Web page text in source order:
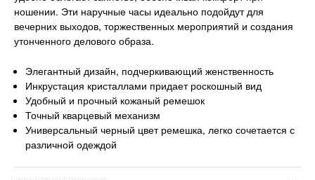
ношении. Эти наручные часы идеально подойдут для
вечерних выходов, торжественных мероприятий и создания
утонченного делового образа.
Элегантный дизайн, подчеркивающий женственность
Инкрустация кристаллами придает роскошный вид
Удобный и прочный кожаный ремешок
Точный кварцевый механизм
Универсальный черный цвет ремешка, легко сочетается с
различной одеждой